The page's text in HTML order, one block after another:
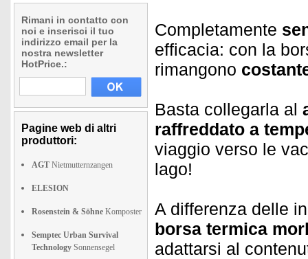
Rimani in contatto con
noi e inserisci il tuo
indirizzo email per la
nostra newsletter
HotPrice.:
Pagine web di altri
produttori:
AGT Nietmutternzangen
ELESION
Rosenstein & Söhne Komposter
Semptec Urban Survival
Technology Sonnensegel
Completamente
efficacia: con la
rimangono
Basta collegarla al
raffreddato a
viaggio verso le
lago!
A differenza delle
borsa termica
adattarsi al